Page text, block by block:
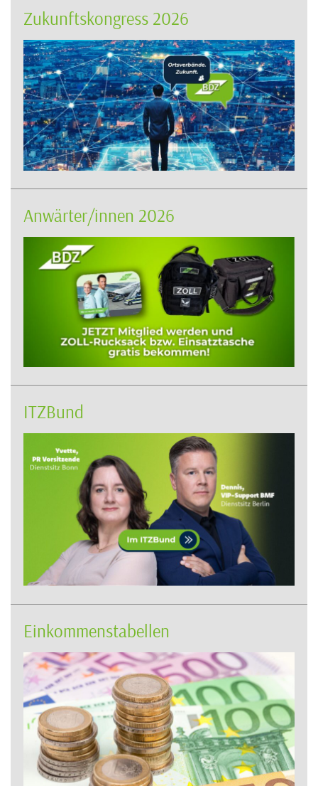
Zukunftskongress 2026
Anwärter/innen 2026
ITZBund
Einkommenstabellen